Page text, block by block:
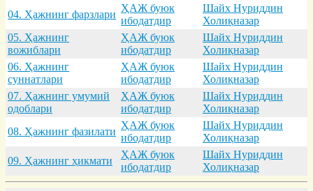
04. Ҳaжнинг фaрзлaри
ҲАЖ буюк
ибодатдир
Шайх Нуриддин
Холиқназар
05. Ҳaжнинг
вожиблaри
ҲАЖ буюк
ибодатдир
Шайх Нуриддин
Холиқназар
06. Ҳaжнинг
суннaтлaри
ҲАЖ буюк
ибодатдир
Шайх Нуриддин
Холиқназар
07. Ҳaжнинг умумий
одоблaри
ҲАЖ буюк
ибодатдир
Шайх Нуриддин
Холиқназар
08. Ҳaжнинг фaзилaти
ҲАЖ буюк
ибодатдир
Шайх Нуриддин
Холиқназар
09. Ҳaжнинг ҳикмaти
ҲАЖ буюк
ибодатдир
Шайх Нуриддин
Холиқназар